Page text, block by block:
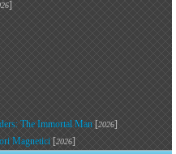
]
The Immortal Man [2026]
Magnetici [2026]